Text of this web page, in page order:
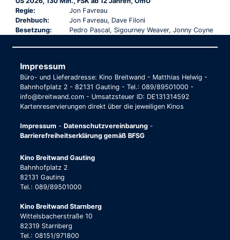
Regie:
Jon Favreau
Drehbuch:
Jon Favreau, Dave Filoni
Besetzung:
Pedro Pascal, Sigourney Weaver, Jonny Coyne
Impressum
Büro- und Lieferadresse: Kino Breitwand - Matthias Helwig -
Bahnhofplatz 2 - 82131 Gauting - Tel.: 089/89501000 -
info@breitwand.com - Umsatzsteuer ID: DE131314592
Kartenreservierungen direkt über die jeweiligen Kinos
Impressum - Datenschutzvereinbarung -
Barrierefreiheitserklärung gemäß BFSG
Kino Breitwand Gauting
Bahnhofplatz 2
82131 Gauting
Tel.: 089/89501000
Kino Breitwand Starnberg
Wittelsbacherstraße 10
82319 Starnberg
Tel.: 08151/971800